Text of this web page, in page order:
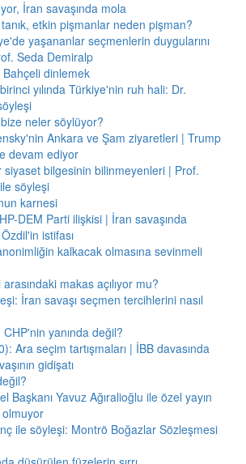
İran savaşında mola
etkin pişmanlar neden pişman?
yaşananlar seçmenlerin duygularını
Seda Demiralp
Bahçeli dinlemek
yılında Türkiye'nin ruh hali: Dr.
bize neler söylüyor?
Ankara ve Şam ziyaretleri | Trump
devam ediyor
bilgesinin bilinmeyenleri | Prof.
söyleşi
karnesi
DEM Parti ilişkisi | İran savaşında
istifası
kalkacak olmasına sevinmeli
makas açılıyor mu?
İran savaşı seçmen tercihlerini nasıl
yanında değil?
Ara seçim tartışmaları | İBB davasında
gidişatı
Başkanı Yavuz Ağıralioğlu ile özel yayın
ile söyleşi: Montrö Boğazlar Sözleşmesi